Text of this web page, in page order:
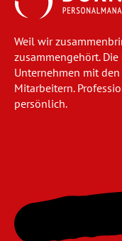
Weil wir
zusammengehört. Die
Unternehmen mit
Mitarbeitern.
persönlich.